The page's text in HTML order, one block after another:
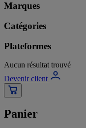
Marques
Catégories
Plateformes
Aucun résultat trouvé
Devenir client
Panier